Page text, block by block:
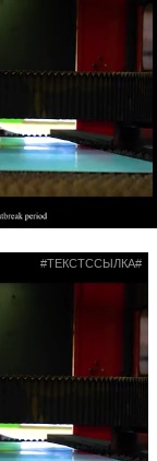
#ТЕКСТССЫЛКА#